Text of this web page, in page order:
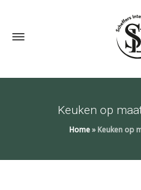
Keuken op
Home»Keuken op